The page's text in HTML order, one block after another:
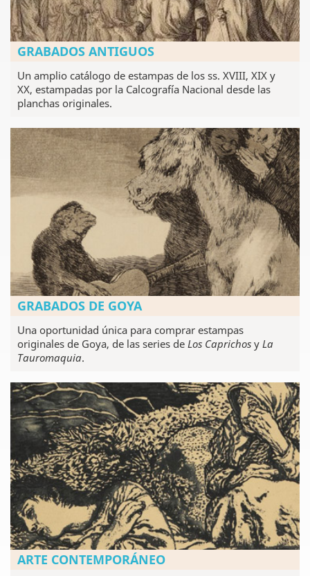
GRABADOS ANTIGUOS
Un amplio catálogo de estampas de los ss. XVIII, XIX y
XX, estampadas por la Calcografía Nacional desde las
planchas originales.
GRABADOS DE GOYA
Una oportunidad única para comprar estampas
originales de Goya, de las series de Los Caprichos y La
Tauromaquia.
ARTE CONTEMPORÁNEO